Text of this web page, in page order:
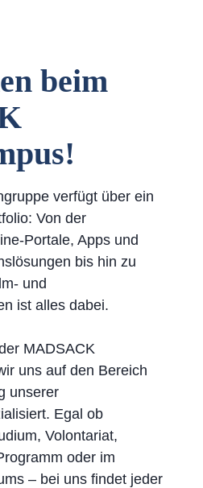
beim
verfügt über ein
Von der
Portale, Apps und
bis hin zu
und
ist alles dabei.
MADSACK
uns auf den Bereich
unserer
Egal ob
Volontariat,
oder im
– bei uns findet jeder